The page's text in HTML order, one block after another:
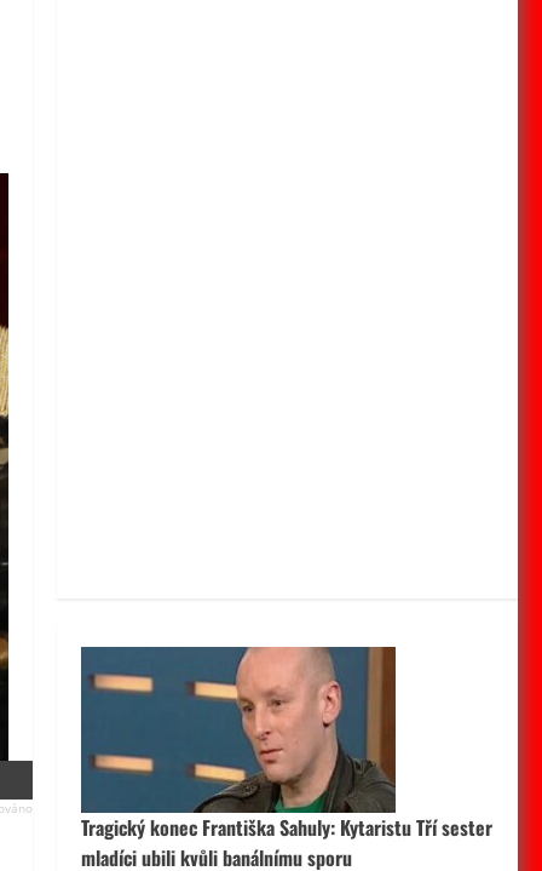
Tragický konec Františka Sahuly: Kytaristu Tří sester
mladíci ubili kvůli banálnímu sporu